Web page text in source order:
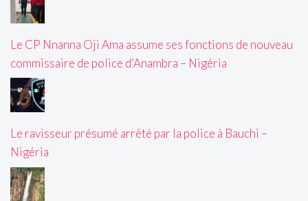
Le CP Nnanna Oji Ama assume ses fonctions de nouveau
commissaire de police d’Anambra – Nigéria
Le ravisseur présumé arrêté par la police à Bauchi –
Nigéria